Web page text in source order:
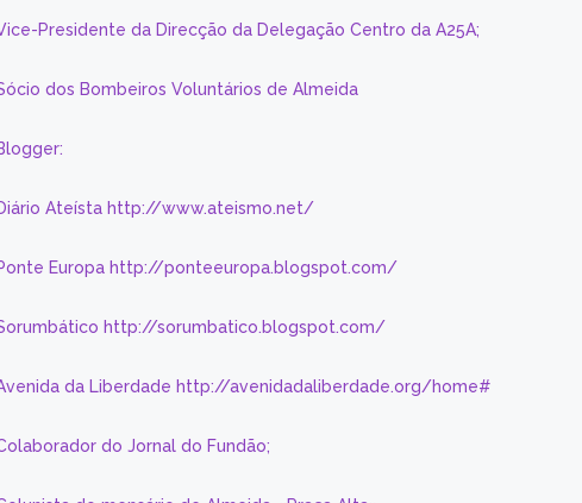
Presidente da Direcção da Delegação Centro da A25A;
dos Bombeiros Voluntários de Almeida
Ateísta http://www.ateismo.net/
Europa http://ponteeuropa.blogspot.com/
http://sorumbatico.blogspot.com/
da Liberdade http://avenidadaliberdade.org/home#
do Jornal do Fundão;